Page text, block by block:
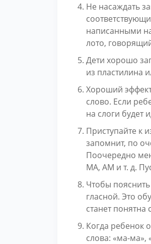
Не насаждать
написанными
лото,
Дети хорошо
из пластилина
Хороший
слово. Если
на слоги будет
Приступайте к
запомнит, по
Поочередно
МА, АМ и т. д.
Чтобы
гласной. Это
станет понятна
Когда ребенок
слова: «ма-ма»,